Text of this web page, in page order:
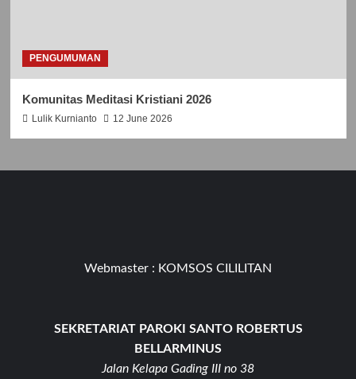
PENGUMUMAN
Komunitas Meditasi Kristiani 2026
Lulik Kurnianto 12 June 2026
Webmaster : KOMSOS CILILITAN
SEKRETARIAT PAROKI SANTO ROBERTUS
BELLARMINUS
Jalan Kelapa Gading III no 38